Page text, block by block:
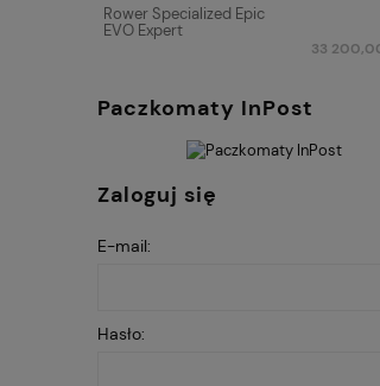
Rower Specialized Epic
EVO Expert
33
Paczkomaty InPost
Zaloguj się
E-mail:
Hasło: